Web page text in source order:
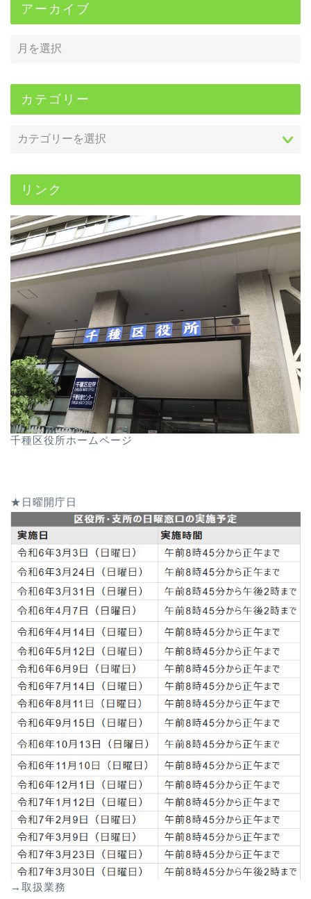
アーカイブ
カテゴリー
リンク
千種区役所ホームページ
★日曜開庁日
→取扱業務